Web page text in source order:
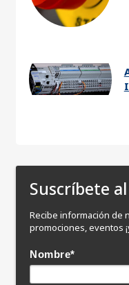
Suscríbete
Recibe información de
promociones, eventos
Nombre*